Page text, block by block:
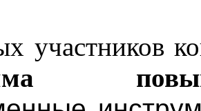
участников